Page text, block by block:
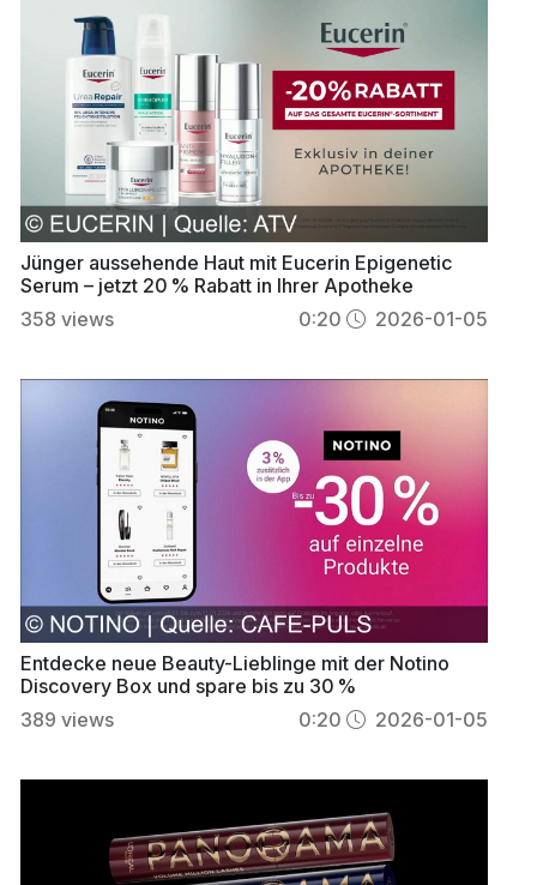
Jünger aussehende Haut mit Eucerin Epigenetic
Serum – jetzt 20 % Rabatt in Ihrer Apotheke
358 views 0:20 2026-01-05
Entdecke neue Beauty-Lieblinge mit der Notino
Discovery Box und spare bis zu 30 %
389 views 0:20 2026-01-05